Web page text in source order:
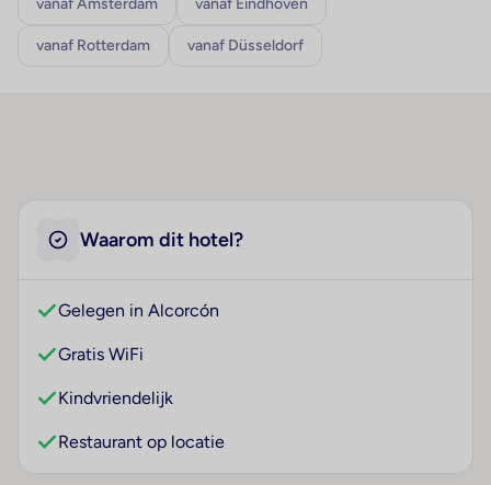
vanaf Amsterdam vanaf Eindhoven
vanaf Rotterdam vanaf Düsseldorf
Waarom dit hotel?
Gelegen in Alcorcón
Gratis WiFi
Kindvriendelijk
Restaurant op locatie